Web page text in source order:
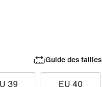
Guide des tailles
39 EU 40